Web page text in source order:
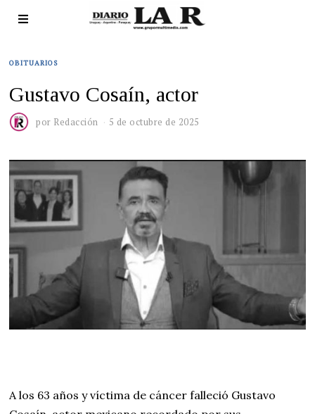
OBITUARIOS
Gustavo Cosaín, actor
por Redacción 5 de octubre de 2025
A los 63 años y víctima de cáncer falleció Gustavo